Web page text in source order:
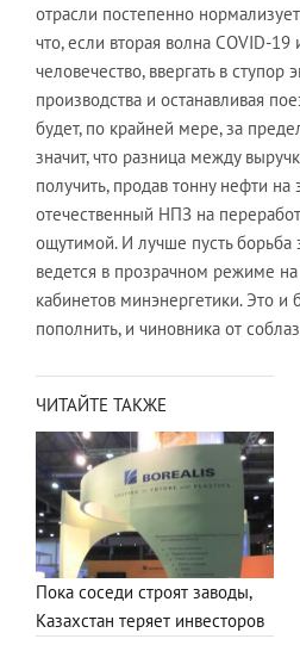
отрасли постепенно
что, если вторая волна COVID-
человечество, ввергать в ступор
производства и останавливая
будет, по крайней мере, за
значит, что разница между
получить, продав тонну нефти на
отечественный НПЗ на
ощутимой. И лучше пусть борьба
ведется в прозрачном режиме
кабинетов минэнергетики. Это и
пополнить, и чиновника от
ЧИТАЙТЕ ТАКЖЕ
Пока соседи строят заводы,
Казахстан теряет инвесторов